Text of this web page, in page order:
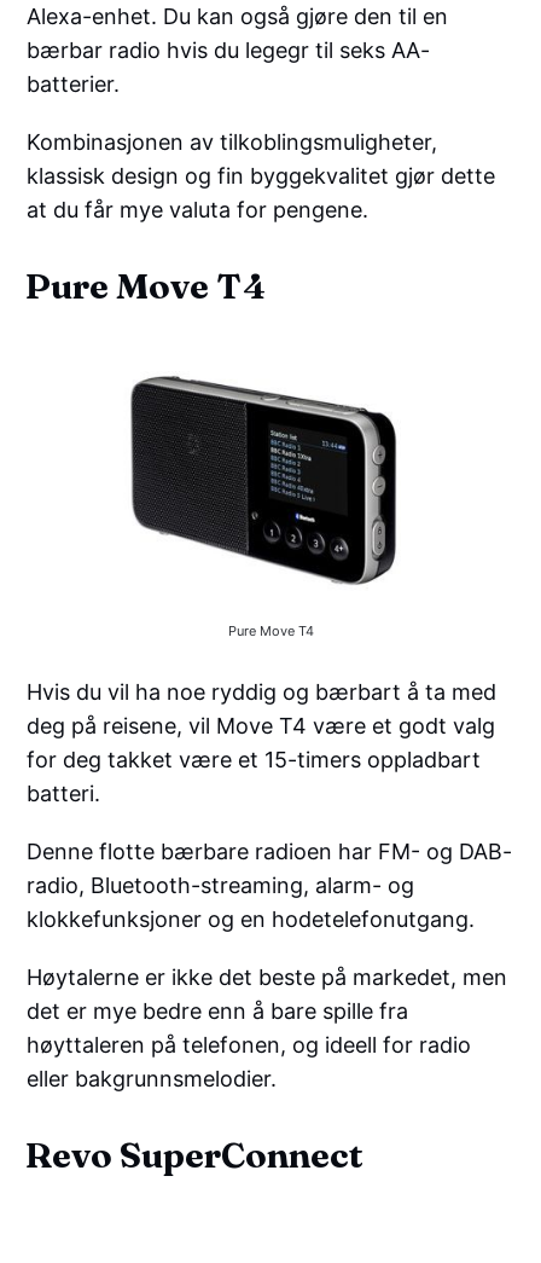
Alexa-enhet. Du kan også gjøre den til en
bærbar radio hvis du legegr til seks AA-
batterier.
Kombinasjonen av tilkoblingsmuligheter,
klassisk design og fin byggekvalitet gjør dette
at du får mye valuta for pengene.
Pure Move T4
Pure Move T4
Hvis du vil ha noe ryddig og bærbart å ta med
deg på reisene, vil Move T4 være et godt valg
for deg takket være et 15-timers oppladbart
batteri.
Denne flotte bærbare radioen har FM- og DAB-
radio, Bluetooth-streaming, alarm- og
klokkefunksjoner og en hodetelefonutgang.
Høytalerne er ikke det beste på markedet, men
det er mye bedre enn å bare spille fra
høyttaleren på telefonen, og ideell for radio
eller bakgrunnsmelodier.
Revo SuperConnect